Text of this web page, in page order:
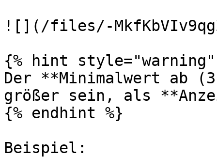
![](/files/-
{% hint style="warning"
Der **Minimalwert ab
größer sein, als
{% endhint %}
Beispiel: